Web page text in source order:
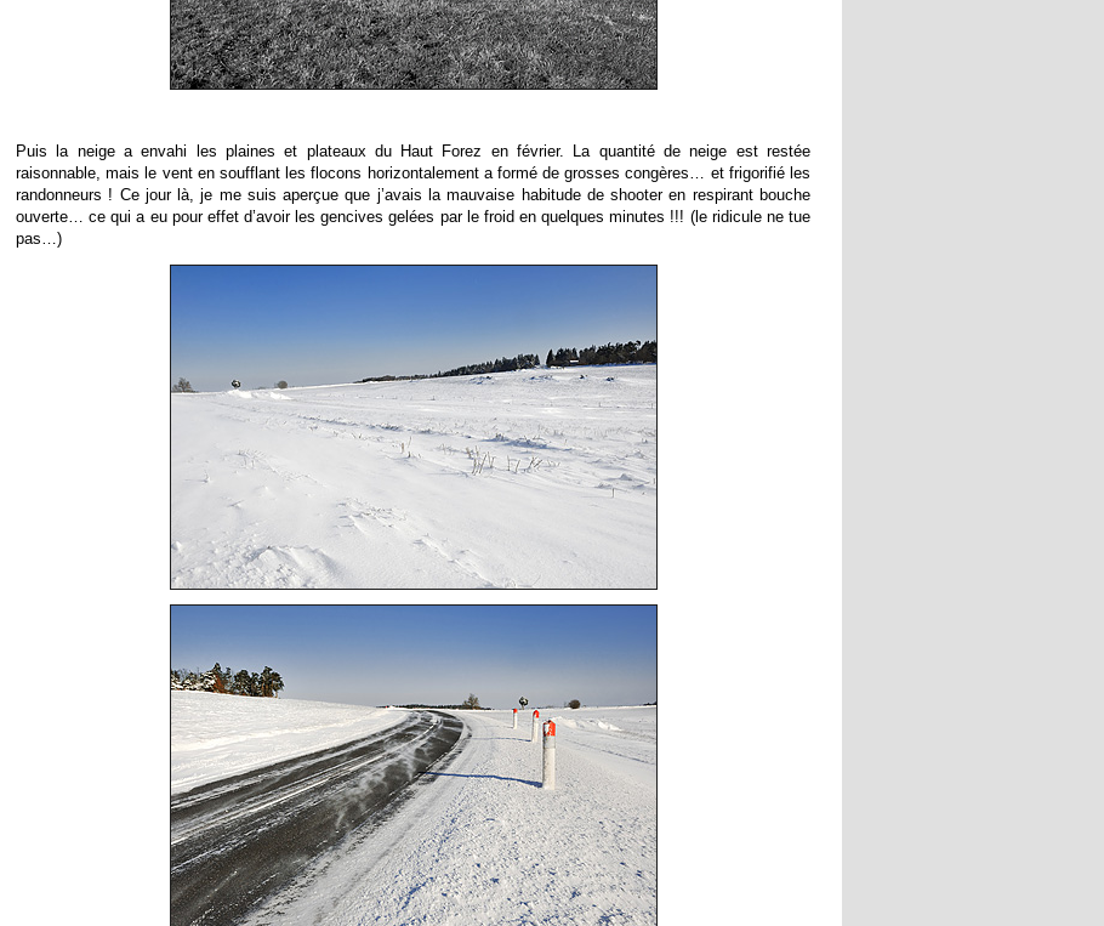
Puis la neige a envahi les plaines et plateaux du Haut Forez en février. La quantité de neige est restée
raisonnable, mais le vent en soufflant les flocons horizontalement a formé de grosses congères… et frigorifié les
randonneurs ! Ce jour là, je me suis aperçue que j’avais la mauvaise habitude de shooter en respirant bouche
ouverte… ce qui a eu pour effet d’avoir les gencives gelées par le froid en quelques minutes !!! (le ridicule ne tue
pas…)